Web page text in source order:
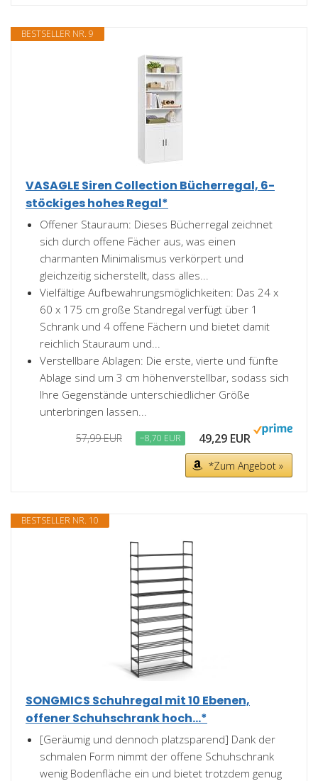
BESTSELLER NR. 9
VASAGLE Siren Collection Bücherregal, 6-
stöckiges hohes Regal*
Offener Stauraum: Dieses Bücherregal zeichnet
sich durch offene Fächer aus, was einen
charmanten Minimalismus verkörpert und
gleichzeitig sicherstellt, dass alles...
Vielfältige Aufbewahrungsmöglichkeiten: Das 24 x
60 x 175 cm große Standregal verfügt über 1
Schrank und 4 offene Fächern und bietet damit
reichlich Stauraum und...
Verstellbare Ablagen: Die erste, vierte und fünfte
Ablage sind um 3 cm höhenverstellbar, sodass sich
Ihre Gegenstände unterschiedlicher Größe
unterbringen lassen...
57,99 EUR −8,70 EUR 49,29 EUR
*Zum Angebot »
BESTSELLER NR. 10
SONGMICS Schuhregal mit 10 Ebenen,
offener Schuhschrank hoch...*
[Geräumig und dennoch platzsparend] Dank der
schmalen Form nimmt der offene Schuhschrank
wenig Bodenfläche ein und bietet trotzdem genug